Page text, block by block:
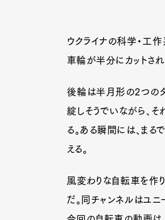
ウクライナの科学・工
車輪が半分にカットされ
後輪は半月形の2つのタ
綻しそうでいながら、
る。ある瞬間には、ま
える。
風変わりな自転車を作
だ。同チャンネルはユ